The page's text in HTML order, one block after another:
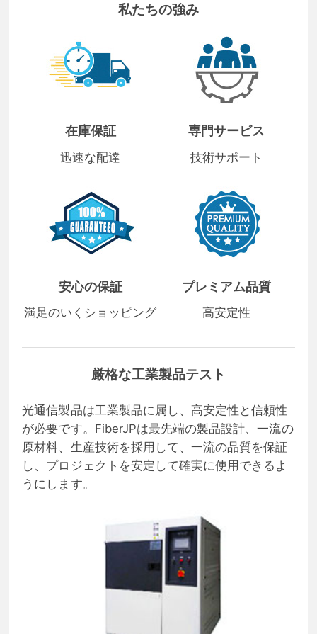
私たちの強み
在庫保証
迅速な配達
専門サービス
技術サポート
安心の保証
満足のいくショッピング
プレミアム品質
高安定性
厳格な工業製品テスト
光通信製品は工業製品に属し、高安定性と信頼性
が必要です。FiberJPは最先端の製品設計、一流の
原材料、生産技術を採用して、一流の品質を保証
し、プロジェクトを安定して確実に使用できるよ
うにします。